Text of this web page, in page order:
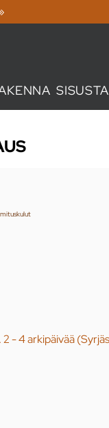
SISUSTA
2 - 4 arkipäivää